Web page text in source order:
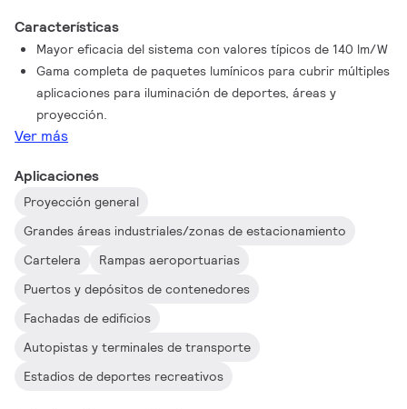
a la tecnología LED, los proyectores Tango G4 LED brindan un
rendimiento superior y una mayor vida útil, lo que lleva a la
iluminación de áreas a un nivel totalmente nuevo.
Características
Mayor eficacia del sistema con valores típicos de 140 lm/W
Gama completa de paquetes lumínicos para cubrir múltiples
aplicaciones para iluminación de deportes, áreas y
proyección.
Ver más
Aplicaciones
Proyección general
Grandes áreas industriales/zonas de estacionamiento
Cartelera
Rampas aeroportuarias
Puertos y depósitos de contenedores
Fachadas de edificios
Autopistas y terminales de transporte
Estadios de deportes recreativos